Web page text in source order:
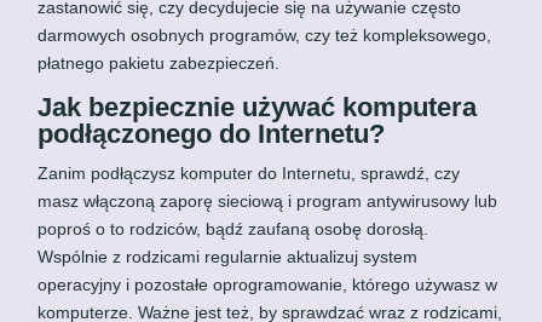
zastanowić się, czy decydujecie się na używanie często
darmowych osobnych programów, czy też kompleksowego,
płatnego pakietu zabezpieczeń.
Jak bezpiecznie używać komputera
podłączonego do Internetu?
Zanim podłączysz komputer do Internetu, sprawdź, czy
masz włączoną zaporę sieciową i program antywirusowy lub
poproś o to rodziców, bądź zaufaną osobę dorosłą.
Wspólnie z rodzicami regularnie aktualizuj system
operacyjny i pozostałe oprogramowanie, którego używasz w
komputerze. Ważne jest też, by sprawdzać wraz z rodzicami,